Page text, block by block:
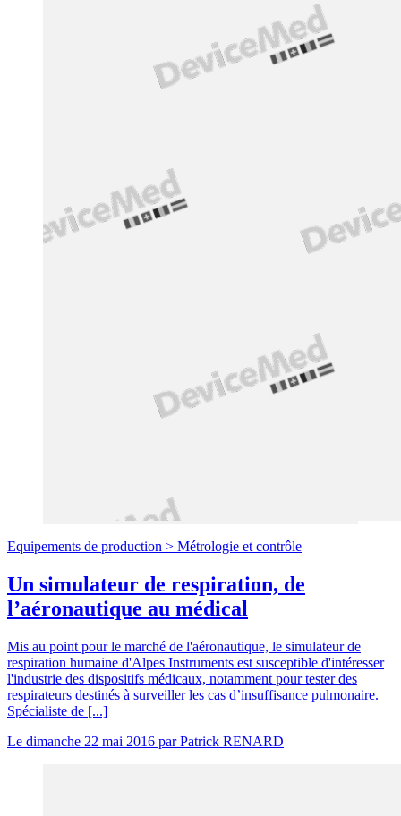
Equipements de production > Métrologie et contrôle
Un simulateur de respiration, de
l’aéronautique au médical
Mis au point pour le marché de l'aéronautique, le simulateur de
respiration humaine d'Alpes Instruments est susceptible d'intéresser
l'industrie des dispositifs médicaux, notamment pour tester des
respirateurs destinés à surveiller les cas d’insuffisance pulmonaire.
Spécialiste de [...]
Le dimanche 22 mai 2016 parPatrick RENARD